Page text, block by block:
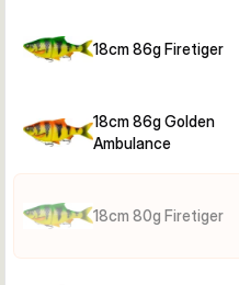
18cm 86g Firetiger
18cm 86g Golden
Ambulance
18cm 80g Firetiger